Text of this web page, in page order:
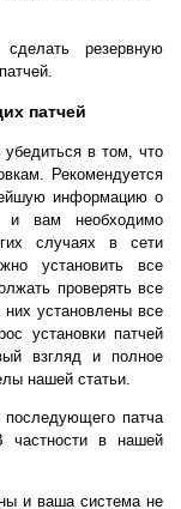
сделать резервную
патчей
в том, что
Рекомендуется
информацию о
и вам необходимо
случаях в сети
установить все
проверять все
установлены все
установки патчей
взгляд и полное
нашей статьи.
последующего патча
частности в нашей
и ваша система не